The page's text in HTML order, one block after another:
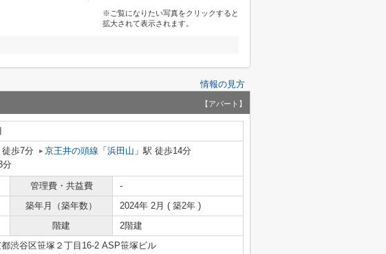
※ご覧になりたい写真をクリックすると
拡大されて表示されます。
情報の見方
【アパート】
徒歩7分 京王井の頭線 「 浜田山 」駅 徒歩14分
分
管理費・共益費
-
築年月（築年数）
2024年 2月 ( 築2年 )
階建 2階建
渋谷区笹塚２丁目16-2 ASP笹塚ビル